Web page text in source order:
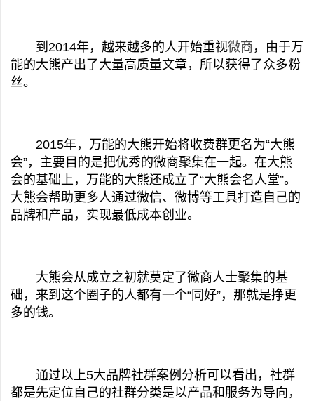
到2014年，越来越多的人开始重视微商 ，由于万
能的大熊产出了大量高质量文章，所以获得了众多粉
丝。
2015年，万能的大熊开始将收费群更名为“大熊
会”，主要目的是把优秀的微商聚集在一起。在大熊
会的基础上，万能的大熊还成立了“大熊会名人堂”。
大熊会帮助更多人通过微信、微博等工具打造自己的
品牌和产品，实现最低成本创业。
大熊会从成立之初就莫定了微商人士聚集的基
础，来到这个圈子的人都有一个“同好”，那就是挣更
多的钱。
通过以上5大品牌社群案例分析可以看出，社群
都是先定位自己的社群分类是以产品和服务为导向，